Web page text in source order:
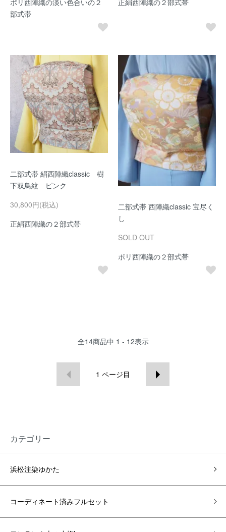
ポリ西陣織の淡い色合いの２
部式帯
正絹西陣織の２部式帯
二部式帯 絹西陣織classic 樹
下双鳥紋 ピンク
30,800円(税込)
正絹西陣織の２部式帯
二部式帯 西陣織classic 宝尽く
し
SOLD OUT
ポリ西陣織の２部式帯
全14商品中 1 - 12表示
1 ページ目
カテゴリー
浜松注染ゆかた
コーディネート済みフルセット